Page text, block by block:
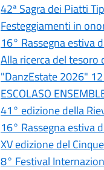
42ª Sagra dei Piatti
Festeggiamenti in
16° Rassegna estiva
Alla ricerca del
"DanzEstate 2026"
ESCOLASO
41° edizione della
16° Rassegna estiva
XV edizione del
8° Festival